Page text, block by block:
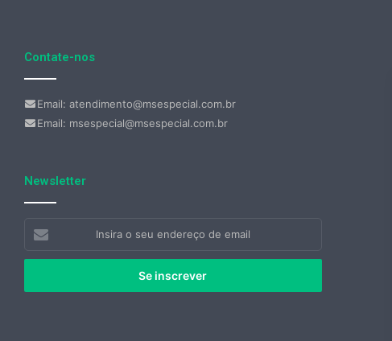
Contate-nos
Email: atendimento@msespecial.com.br
Email: msespecial@msespecial.com.br
Newsletter
seu
de